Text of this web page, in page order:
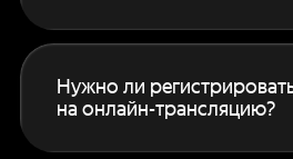
Основной формат —
для всех
на этой странице.
Нужно ли
на онлайн-трансляцию?
Да, без регистрации